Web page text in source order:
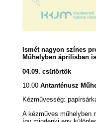
Ismét nagyon színes
Műhelyben áprilisban
04.09. csütörtök
10.00 Antanténusz
Kézművesség:
A kézműves műhelyben